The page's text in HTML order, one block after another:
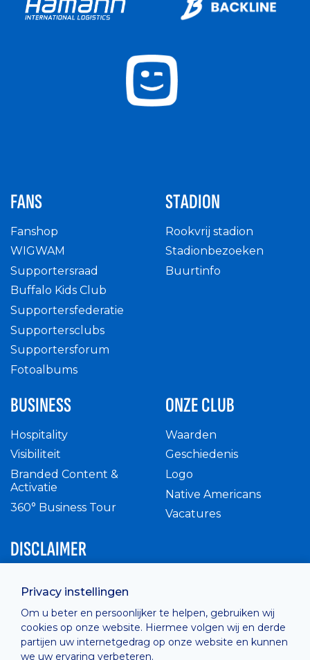
Privacy instellingen
Om u beter en persoonlijker te helpen, gebruiken wij
cookies op onze website. Hiermee volgen wij en derde
partijen uw internetgedrag op onze website en kunnen
we uw ervaring verbeteren.
FANS
Fanshop
WIGWAM
Supportersraad
Buffalo Kids Club
Supportersfederatie
Supportersclubs
Supportersforum
Fotoalbums
STADION
Rookvrij stadion
Stadionbezoeken
Buurtinfo
BUSINESS
Hospitality
Visibiliteit
Branded Content &
Activatie
360° Business Tour
ONZE CLUB
Waarden
Geschiedenis
Logo
Native Americans
Vacatures
DISCLAIMER
Privacy Policy
Cashless
verkoopsvoorwaarden
Cookie Policy